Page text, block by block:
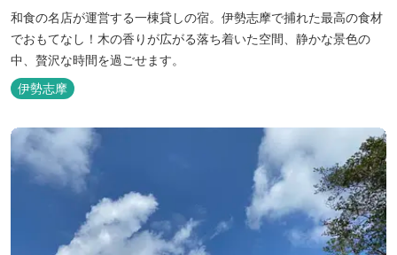
和食の名店が運営する一棟貸しの宿。伊勢志摩で捕れた最高の食材
でおもてなし！木の香りが広がる落ち着いた空間、静かな景色の
中、贅沢な時間を過ごせます。
伊勢志摩